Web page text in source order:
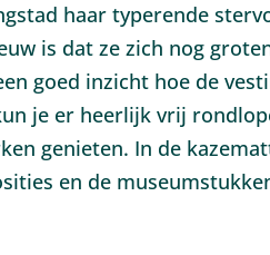
haar typerende
is dat ze zich nog
goed inzicht hoe de
je er heerlijk vrij
genieten. In de
en de